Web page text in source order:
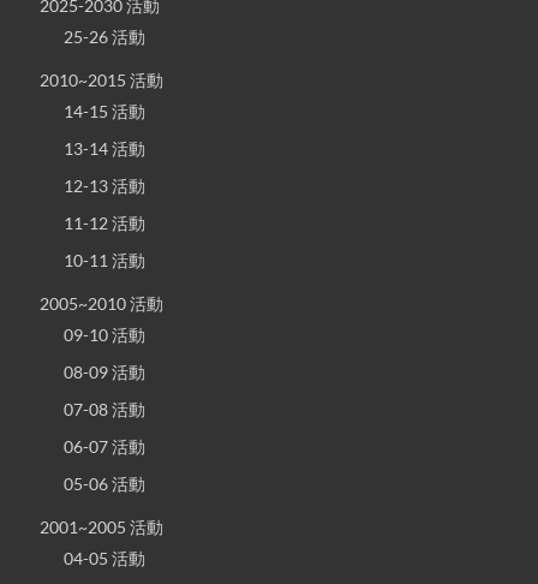
2025-2030 活動
25-26 活動
2010~2015 活動
14-15 活動
13-14 活動
12-13 活動
11-12 活動
10-11 活動
2005~2010 活動
09-10 活動
08-09 活動
07-08 活動
06-07 活動
05-06 活動
2001~2005 活動
04-05 活動